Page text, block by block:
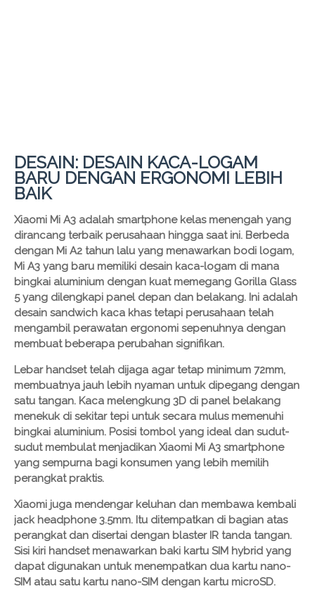
DESAIN: DESAIN KACA-LOGAM
BARU DENGAN ERGONOMI LEBIH
BAIK
Xiaomi Mi A3 adalah smartphone kelas menengah yang
dirancang terbaik perusahaan hingga saat ini. Berbeda
dengan Mi A2 tahun lalu yang menawarkan bodi logam,
Mi A3 yang baru memiliki desain kaca-logam di mana
bingkai aluminium dengan kuat memegang Gorilla Glass
5 yang dilengkapi panel depan dan belakang. Ini adalah
desain sandwich kaca khas tetapi perusahaan telah
mengambil perawatan ergonomi sepenuhnya dengan
membuat beberapa perubahan signifikan.
Lebar handset telah dijaga agar tetap minimum 72mm,
membuatnya jauh lebih nyaman untuk dipegang dengan
satu tangan. Kaca melengkung 3D di panel belakang
menekuk di sekitar tepi untuk secara mulus memenuhi
bingkai aluminium. Posisi tombol yang ideal dan sudut-
sudut membulat menjadikan Xiaomi Mi A3 smartphone
yang sempurna bagi konsumen yang lebih memilih
perangkat praktis.
Xiaomi juga mendengar keluhan dan membawa kembali
jack headphone 3.5mm. Itu ditempatkan di bagian atas
perangkat dan disertai dengan blaster IR tanda tangan.
Sisi kiri handset menawarkan baki kartu SIM hybrid yang
dapat digunakan untuk menempatkan dua kartu nano-
SIM atau satu kartu nano-SIM dengan kartu microSD.